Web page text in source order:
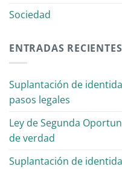
Sociedad
ENTRADAS RECIENTES
Suplantación de
pasos legales
Ley de Segunda
de verdad
Suplantación de